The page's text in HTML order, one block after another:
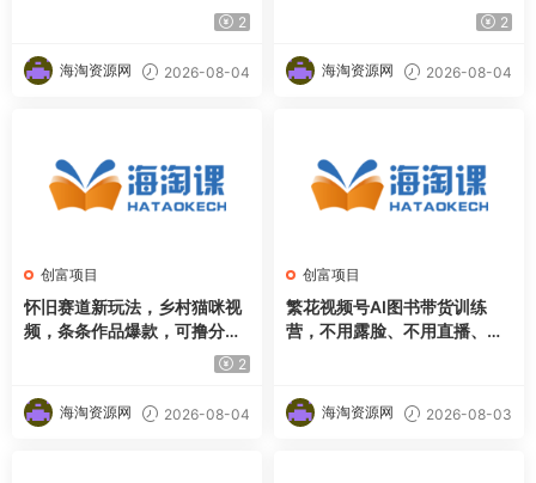
完你也能快速制作各种带货视2
海淘资源网 2026-08-04
收益，无需全天盯盘【揭秘】2
海淘资源网 2026-08-04
创富项目
怀旧赛道新玩法，乡村猫咪视
频，条条作品爆款，可撸分成
计划，新手也可快速起号，详2
海淘资源网 2026-08-04
创富项目
繁花视频号AI图书带货训练
营，不用露脸、不用直播、不
海淘资源网 2026-08-03